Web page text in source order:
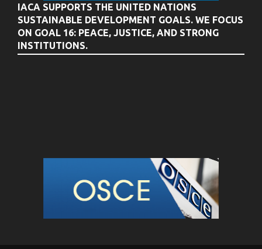
IACA SUPPORTS THE UNITED NATIONS
SUSTAINABLE DEVELOPMENT GOALS. WE FOCUS
ON GOAL 16: PEACE, JUSTICE, AND STRONG
INSTITUTIONS.